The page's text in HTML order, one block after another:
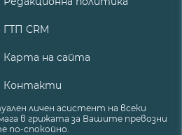
ГТП CRM
Карта на сайта
Контакти
личен асистент на всеки
в грижата за Вашите превозни
по-спокойно.